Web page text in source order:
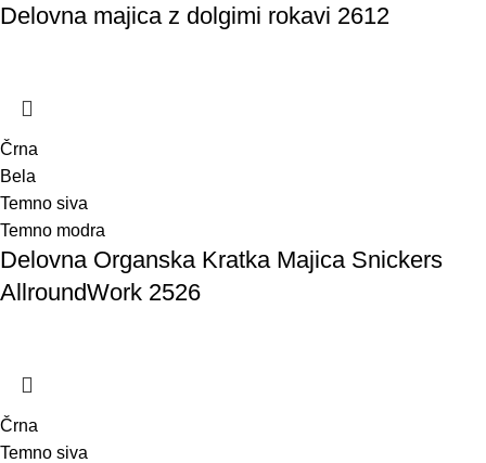
Delovna majica z dolgimi rokavi 2612
Črna
Bela
Temno siva
Temno modra
Delovna Organska Kratka Majica Snickers
AllroundWork 2526
Črna
Temno siva